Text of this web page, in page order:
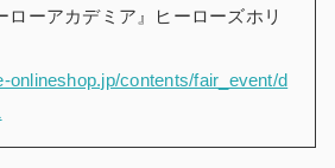
ローアカデミア』ヒーローズホリ
onlineshop.jp/contents/fair_event/d